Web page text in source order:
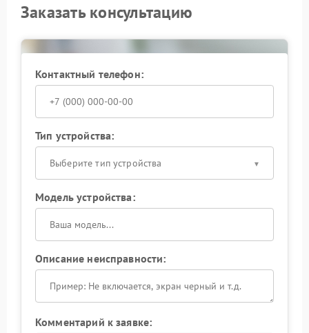
Заказать консультацию
Контактный телефон:
Тип устройства:
Выберите тип устройства
Модель устройства:
Описание неисправности:
Комментарий к заявке: